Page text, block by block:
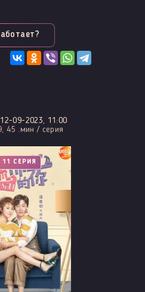
09-2023, 11:00
, 45 .мин / серия
СЕРИЯ